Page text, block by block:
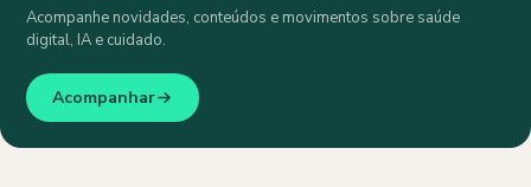
Acompanhe novidades, conteúdos e movimentos sobre saúde
digital, IA e cuidado.
Acompanhar